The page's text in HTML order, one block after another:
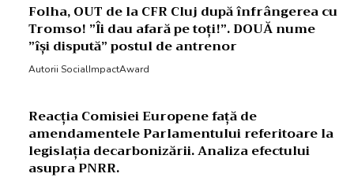
Folha, OUT de la CFR Cluj după înfrângerea cu
Tromso! ”Îi dau afară pe toți!”. DOUĂ nume
”își dispută” postul de antrenor
Autorii SocialImpactAward
Reacția Comisiei Europene față de
amendamentele Parlamentului referitoare la
legislația decarbonizării. Analiza efectului
asupra PNRR.